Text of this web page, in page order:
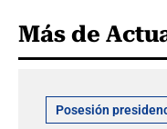
Más de
Posesión